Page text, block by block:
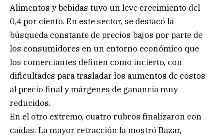
Alimentos y bebidas tuvo un leve crecimiento del
0,4 por ciento. En este sector, se destacó la
búsqueda constante de precios bajos por parte de
los consumidores en un entorno económico que
los comerciantes definen como incierto, con
dificultades para trasladar los aumentos de costos
al precio final y márgenes de ganancia muy
reducidos.
En el otro extremo, cuatro rubros finalizaron con
caídas. La mayor retracción la mostró Bazar,